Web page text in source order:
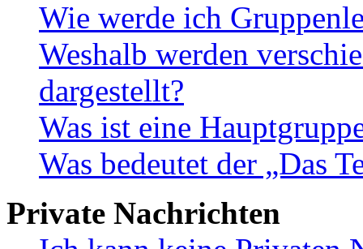
Wie werde ich
Weshalb werden
dargestellt?
Was ist eine
Was bedeutet der „Das
Private Nachrichten